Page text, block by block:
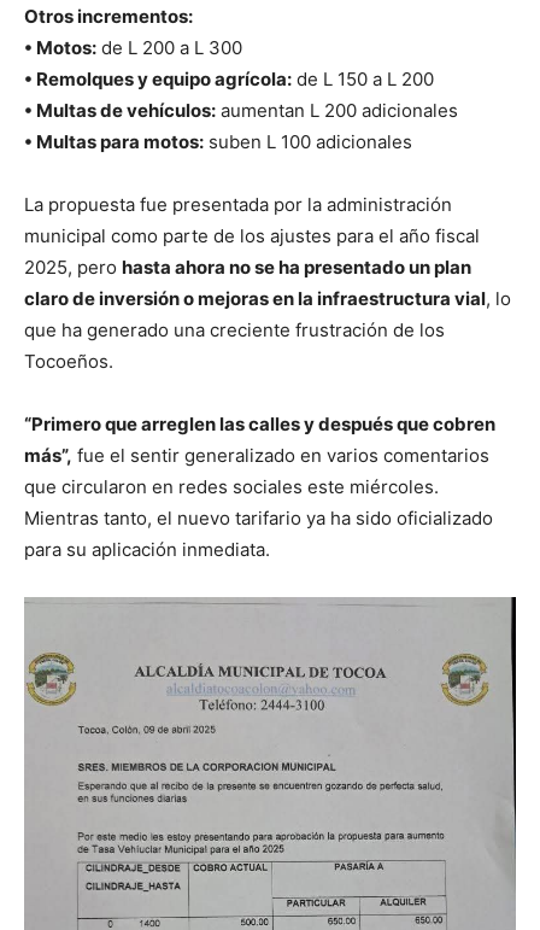
Otros incrementos:
• Motos: de L 200 a L 300
• Remolques y equipo agrícola: de L 150 a L 200
• Multas de vehículos: aumentan L 200 adicionales
• Multas para motos: suben L 100 adicionales
La propuesta fue presentada por la administración
municipal como parte de los ajustes para el año fiscal
2025, pero hasta ahora no se ha presentado un plan
claro de inversión o mejoras en la infraestructura vial, lo
que ha generado una creciente frustración de los
Tocoeños.
“Primero que arreglen las calles y después que cobren
más”, fue el sentir generalizado en varios comentarios
que circularon en redes sociales este miércoles.
Mientras tanto, el nuevo tarifario ya ha sido oficializado
para su aplicación inmediata.